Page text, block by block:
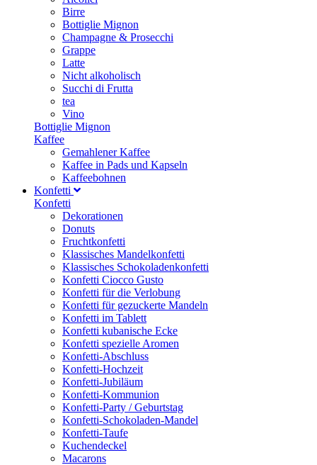
Birre
Bottiglie Mignon
Champagne & Prosecchi
Grappe
Latte
Nicht alkoholisch
Succhi di Frutta
tea
Vino
Bottiglie Mignon
Kaffee
Gemahlener Kaffee
Kaffee in Pads und Kapseln
Kaffeebohnen
Konfetti
Konfetti
Dekorationen
Donuts
Fruchtkonfetti
Klassisches Mandelkonfetti
Klassisches Schokoladenkonfetti
Konfetti Ciocco Gusto
Konfetti für die Verlobung
Konfetti für gezuckerte Mandeln
Konfetti im Tablett
Konfetti kubanische Ecke
Konfetti spezielle Aromen
Konfetti-Abschluss
Konfetti-Hochzeit
Konfetti-Jubiläum
Konfetti-Kommunion
Konfetti-Party / Geburtstag
Konfetti-Schokoladen-Mandel
Konfetti-Taufe
Kuchendeckel
Macarons